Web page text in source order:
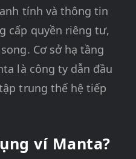
tính và thông tin
cấp quyền riêng tư,
Cơ sở hạ tầng
là công ty dẫn đầu
trung thế hệ tiếp
ví Manta?